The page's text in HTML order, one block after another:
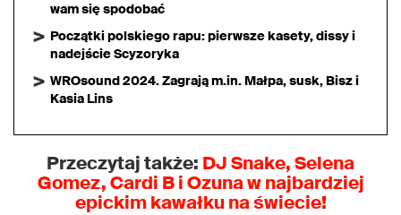
wam się spodobać
Początki polskiego rapu: pierwsze kasety, dissy i
nadejście Scyzoryka
WROsound 2024. Zagrają m.in. Małpa, susk, Bisz i
Kasia Lins
Przeczytaj także: DJ Snake, Selena
Gomez, Cardi B i Ozuna w najbardziej
epickim kawałku na świecie!